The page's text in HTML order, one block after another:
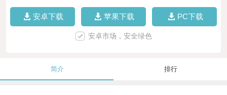
安卓下载 苹果下载 PC下载
安卓市场，安全绿色
简介 排行